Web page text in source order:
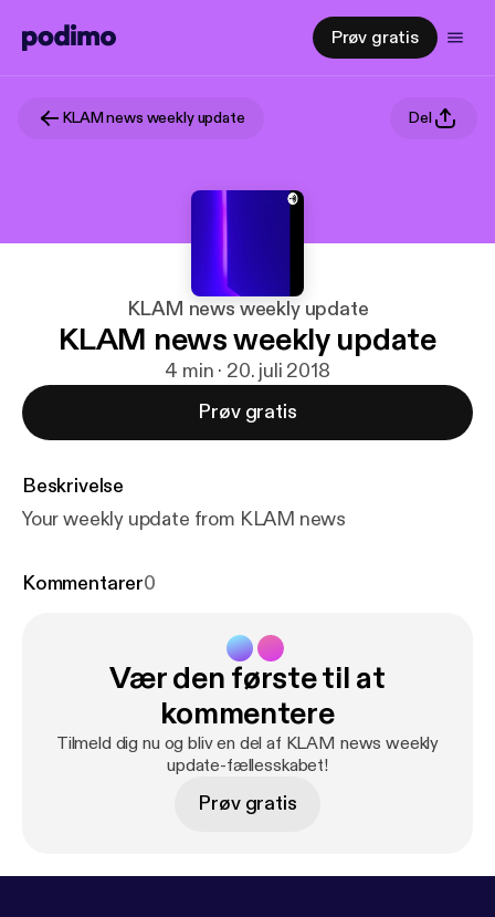
Prøv gratis
KLAM news weekly update Del
KLAM news weekly update
KLAM news weekly update
4 min · 20. juli 2018
Prøv gratis
Beskrivelse
Your weekly update from KLAM news
Kommentarer0
Vær den første til at
kommentere
Tilmeld dig nu og bliv en del af KLAM news weekly
update-fællesskabet!
Prøv gratis